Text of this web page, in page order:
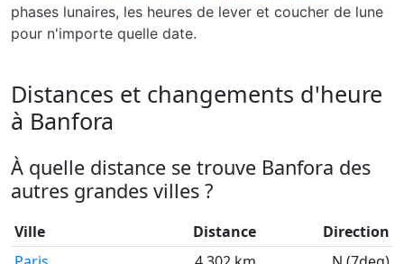
phases lunaires, les heures de lever et coucher de lune
pour n'importe quelle date.
Distances et changements d'heure
à Banfora
À quelle distance se trouve Banfora des
autres grandes villes ?
Ville Distance
Direction